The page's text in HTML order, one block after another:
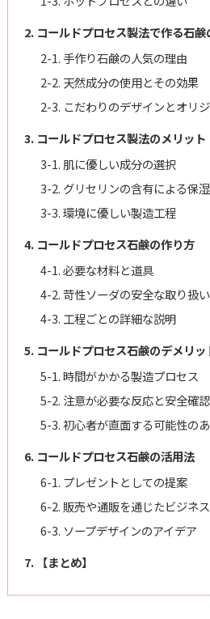
2. コールドプロセス製法で作る石鹸
2-1. 手作り石鹸の人気の理由
2-2. 天然成分の使用とその効果
2-3. こだわりのデザインとオリ
3. コールドプロセス製法のメリット
3-1. 肌に優しい成分の選択
3-2. グリセリンの含有による保
3-3. 環境に優しい製造工程
4. コールドプロセス石鹸の作り方
4-1. 必要な材料と道具
4-2. 苛性ソーダの安全な取り扱い
4-3. 工程ごとの詳細な説明
5. コールドプロセス石鹸のデメリッ
5-1. 時間がかかる製造プロセス
5-2. 注意が必要な反応と安全確認
5-3. 初心者が直面する可能性の
6. コールドプロセス石鹸の活用法
6-1. プレゼントとしての提案
6-2. 販売や通販を通じたビジネ
6-3. ソープデザインのアイデア
7. 【まとめ】